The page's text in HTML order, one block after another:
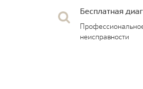
Бесплатная
неисправности